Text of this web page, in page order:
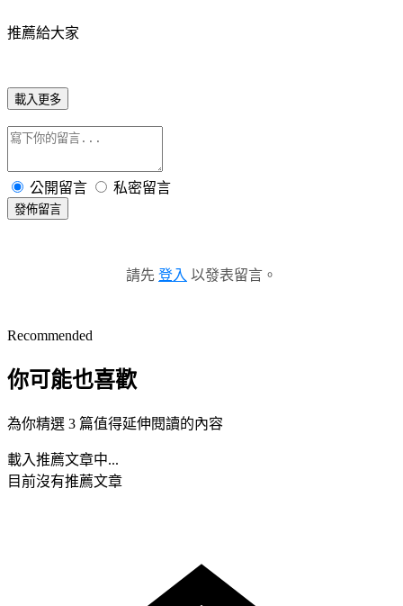
推薦給大家
載入更多
公開留言 私密留言
發佈留言
請先 登入 以發表留言。
Recommended
你可能也喜歡
為你精選 3 篇值得延伸閱讀的內容
載入推薦文章中...
目前沒有推薦文章